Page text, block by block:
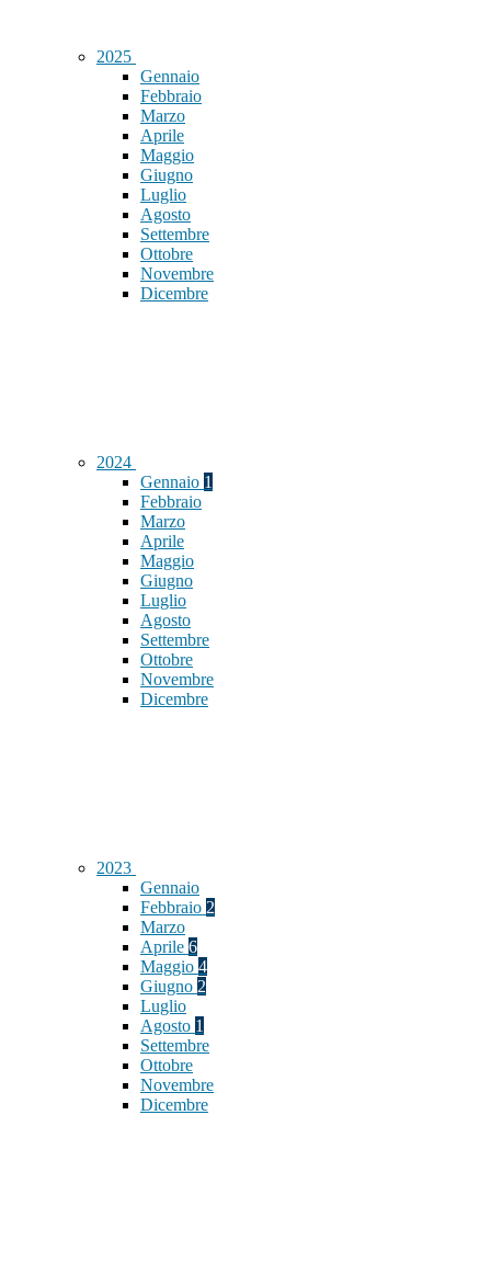
2025
Gennaio
Febbraio
Marzo
Aprile
Maggio
Giugno
Luglio
Agosto
Settembre
Ottobre
Novembre
Dicembre
2024
Gennaio 1
Febbraio
Marzo
Aprile
Maggio
Giugno
Luglio
Agosto
Settembre
Ottobre
Novembre
Dicembre
2023
Gennaio
Febbraio 2
Marzo
Aprile 6
Maggio 4
Giugno 2
Luglio
Agosto 1
Settembre
Ottobre
Novembre
Dicembre